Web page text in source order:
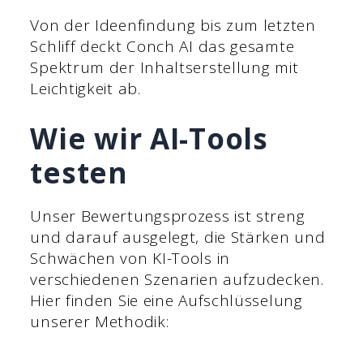
Von der Ideenfindung bis zum letzten
Schliff deckt Conch AI das gesamte
Spektrum der Inhaltserstellung mit
Leichtigkeit ab.
Wie wir AI-Tools
testen
Unser Bewertungsprozess ist streng
und darauf ausgelegt, die Stärken und
Schwächen von KI-Tools in
verschiedenen Szenarien aufzudecken.
Hier finden Sie eine Aufschlüsselung
unserer Methodik: